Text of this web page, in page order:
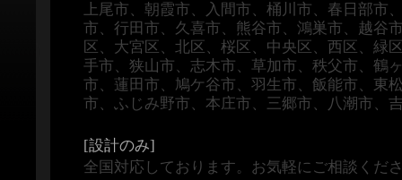
上尾市、朝霞市、入間市、桶川市、春日部市
市、行田市、久喜市、熊谷市、鴻巣市、越谷
区、大宮区、北区、桜区、中央区、西区、緑
手市、狭山市、志木市、草加市、秩父市、鶴
市、蓮田市、鳩ケ谷市、羽生市、飯能市、東
市、ふじみ野市、本庄市、三郷市、八潮市、
[設計のみ]
全国対応しております。お気軽にご相談くだ